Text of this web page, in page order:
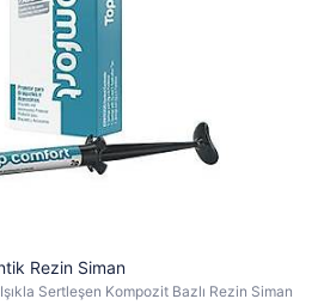
Rezin Siman
Sertleşen Kompozit Bazlı Rezin Siman